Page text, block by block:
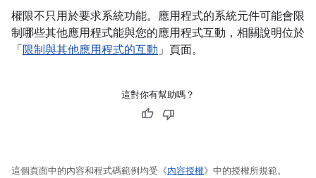
權限不只用於要求系統功能。應用程式的系統元件可能會限
制哪些其他應用程式能與您的應用程式互動，相關說明位於
「 限制與其他應用程式的互動」頁面。
這對你有幫助嗎？
這個頁面中的內容和程式碼範例均受《內容授權》中的授權所規範。